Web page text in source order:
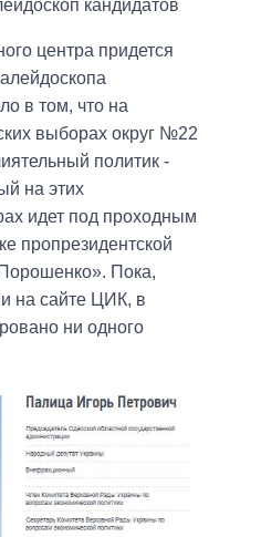
кандидатов
центра придется
в том, что на
выборах округ №22
политик -
на этих
идет под проходным
пропрезидентской
Пока,
на сайте ЦИК, в
ни одного